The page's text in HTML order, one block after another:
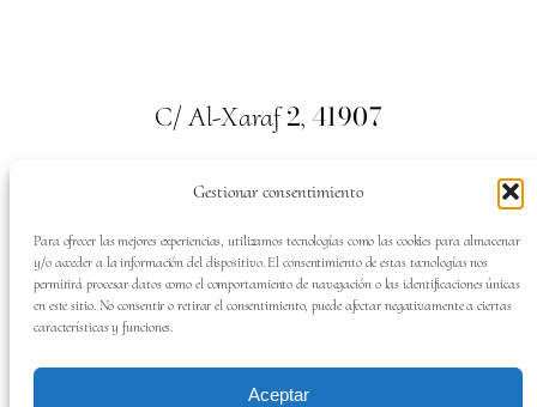
Gestionar consentimiento
Para ofrecer las mejores experiencias, utilizamos tecnologías como las cookies para almacenar
y/o acceder a la información del dispositivo. El consentimiento de estas tecnologías nos
permitirá procesar datos como el comportamiento de navegación o las identificaciones únicas
en este sitio. No consentir o retirar el consentimiento, puede afectar negativamente a ciertas
características y funciones.
Aceptar
C/ Al-Xaraf2, 41907
Valencina de la Concepción. Sevilla
Tel:659700313
SÍGUENOS EN: